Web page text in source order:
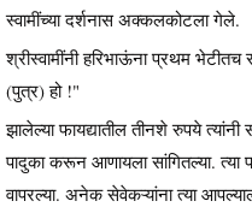
स्वामींच्या दर्शनास अक्कलकोटला गेले.
श्रीस्वामींनी हरिभाऊंना प्रथम
(पुत्र) हो !"
झालेल्या फायद्यातील तीनशे रुपये त्यांनी
पादुका करून आणायला सांगितल्या. त्या
वापरल्या. अनेक सेवेकऱ्यांना त्या